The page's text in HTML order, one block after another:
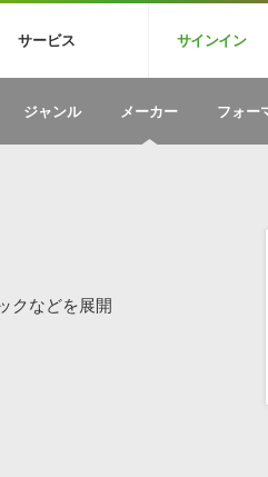
製品一覧
テクニカルサポート
サービス
ための無
ボーカルパートの制
型ボーカル・エディタ
サインイン
SPITFIRE AUDIO
効果音 BGM
ジャンル メーカー フォー
クなどを展開